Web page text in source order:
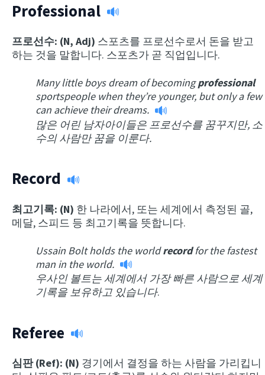
Professional
프로선수: (N, Adj) 스포츠를 프로선수로서 돈을 받고
하는 것을 말합니다. 스포츠가 곧 직업입니다.
Many little boys dream of becomingprofessional
sportspeople when they’re younger, but only a few
can achieve their dreams.
많은 어린 남자아이들은 프로선수를 꿈꾸지만, 소
수의 사람만 꿈을 이룬다.
Record
최고기록: (N) 한 나라에서, 또는 세계에서 측정된 골,
메달, 스피드 등 최고기록을 뜻합니다.
Ussain Bolt holds the worldrecordfor the fastest
man in the world.
우사인 볼트는 세계에서 가장 빠른 사람으로 세계
기록을 보유하고 있습니다.
Referee
심판 (Ref): (N) 경기에서 결정을 하는 사람을 가리킵니